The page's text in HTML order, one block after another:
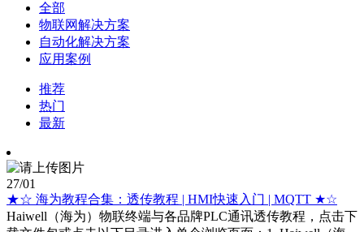
全部
物联网解决方案
自动化解决方案
应用案例
推荐
热门
最新
27/01
★☆ 海为教程合集：透传教程 | HMI快速入门 | MQTT ★☆
Haiwell（海为）物联终端与各品牌PLC通讯透传教程，点击下